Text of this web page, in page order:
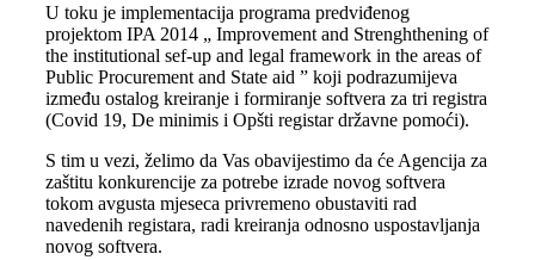
U toku je implementacija programa predviđenog
projektom IPA 2014 „ Improvement and Strenghthening of
the institutional sef-up and legal framework in the areas of
Public Procurement and State aid ” koji podrazumijeva
između ostalog kreiranje i formiranje softvera za tri registra
(Covid 19, De minimis i Opšti registar državne pomoći).
S tim u vezi, želimo da Vas obavijestimo da će Agencija za
zaštitu konkurencije za potrebe izrade novog softvera
tokom avgusta mjeseca privremeno obustaviti rad
navedenih registara, radi kreiranja odnosno uspostavljanja
novog softvera.